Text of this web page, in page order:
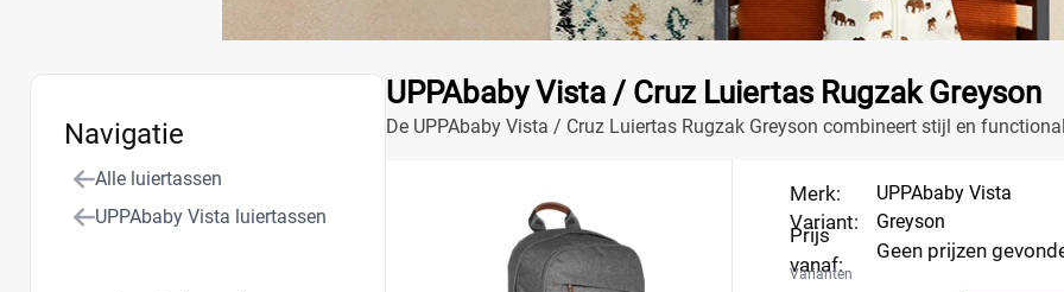
UPPAbaby Vista / Cruz Luiertas Rugzak Greyson
De UPPAbaby Vista / Cruz Luiertas Rugzak Greyson combineert stijl en
Merk:
Variant:
Prijs
vanaf:
UPPAbaby Vista
Greyson
Geen prijzen
Varianten
Navigatie
Alle luiertassen
UPPAbaby Vista luiertassen